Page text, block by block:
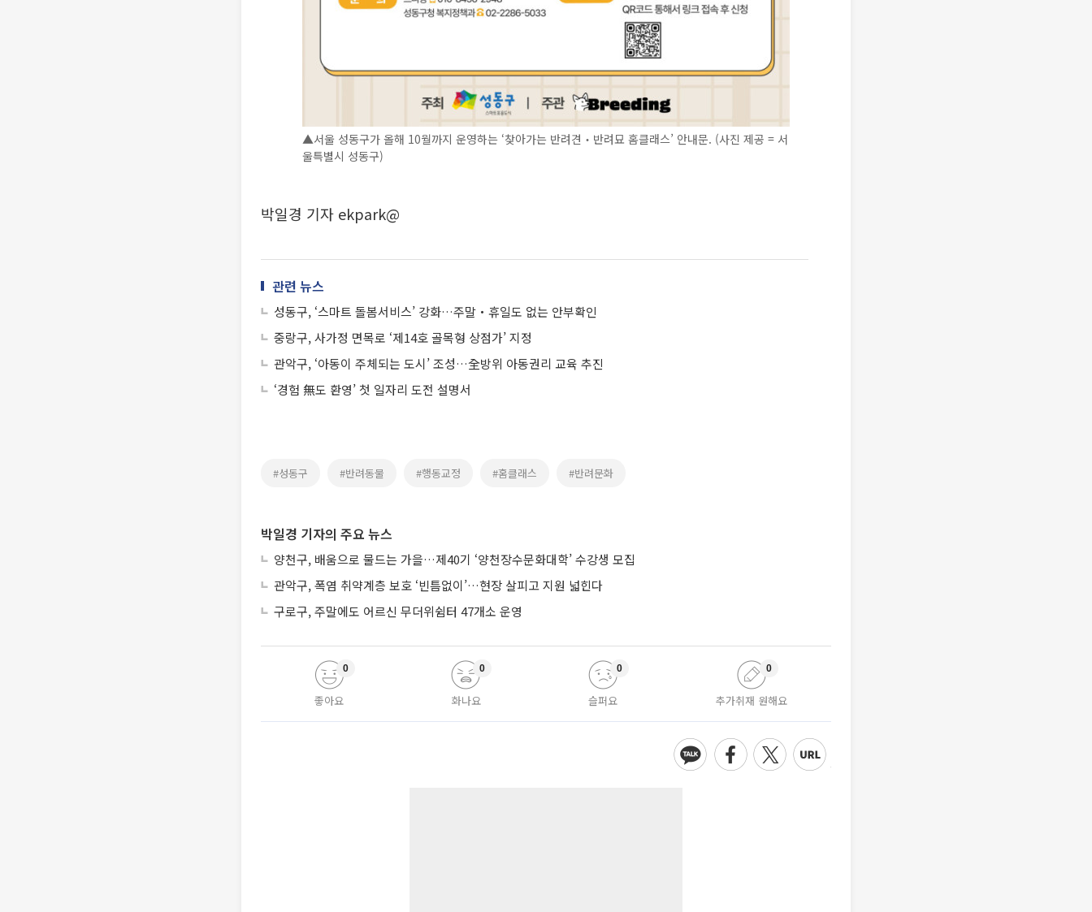
▲서울 성동구가 올해 10월까지 운영하는 ‘찾아가는 반려견‧반려묘 홈클래스’ 안내문. (사진 제공 = 서
울특별시 성동구)
박일경 기자 ekpark@
관련 뉴스
성동구, ‘스마트 돌봄서비스’ 강화…주말‧휴일도 없는 안부확인
중랑구, 사가정 면목로 ‘제14호 골목형 상점가’ 지정
관악구, ‘아동이 주체되는 도시’ 조성…全방위 아동권리 교육 추진
‘경험 無도 환영’ 첫 일자리 도전 설명서
#성동구 #반려동물 #행동교정 #홈클래스 #반려문화
박일경 기자의 주요 뉴스
양천구, 배움으로 물드는 가을…제40기 ‘양천장수문화대학’ 수강생 모집
관악구, 폭염 취약계층 보호 ‘빈틈없이’…현장 살피고 지원 넓힌다
구로구, 주말에도 어르신 무더위쉼터 47개소 운영
좋아요
0
화나요
0
슬퍼요
0
추가취재 원해요
0